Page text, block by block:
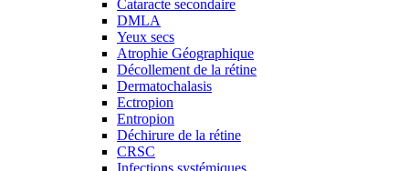
Cataracte secondaire
DMLA
Yeux secs
Atrophie Géographique
Décollement de la rétine
Dermatochalasis
Ectropion
Entropion
Déchirure de la rétine
CRSC
Infections systémiques